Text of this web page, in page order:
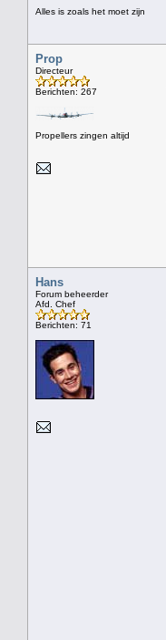
Alles is zoals het moet zijn
Prop
Directeur
Berichten: 267
Propellers zingen altijd
Hans
Forum beheerder
Afd. Chef
Berichten: 71